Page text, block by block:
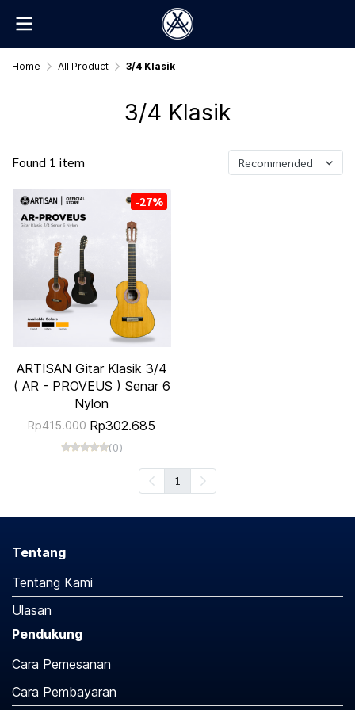
Home All Product 3/4 Klasik
3/4 Klasik
Found 1 item Recommended
-27%
ARTISAN Gitar Klasik 3/4
( AR - PROVEUS ) Senar 6
Nylon
Rp415.000 Rp302.685
(0)
1
Tentang
Tentang Kami
Ulasan
Pendukung
Cara Pemesanan
Cara Pembayaran